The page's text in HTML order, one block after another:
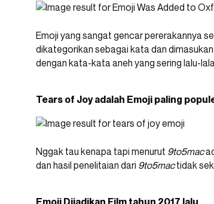
Emoji yang sangat gencar pererakannya
dikategorikan sebagai kata dan
dengan kata-kata aneh yang sering lalu-
Tears of Joy adalah Emoji paling
Nggak tau kenapa tapi menurut 9to5mac
dan hasil penelitaian dari 9to5mactidak
Emoji Dijadikan Film tahun 2017 lalu